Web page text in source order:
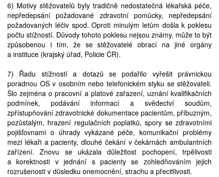
6) Motivy stěžovatelů byly tradičně nedostatečná lékařská péče,
nepředepsání požadované zdravotní pomůcky, nepředepsání
požadovaných léčiv spod. Oproti minulým letům došla k poklesu
počtu stížností. Důvody tohoto poklesu nejsou známy, může to být
způsobenou i tím, že se stěžovatelé obrací na jiné orgány
a instituce (krajský úřad, Policie ČR).
7) Řadu stížností a dotazů se podařilo vyřešit právnickou
poradnou OS v osobním nebo telefonickém styku se stěžovateli.
Šlo zejména o pracovní a platové zařazení, uznání kvalifikačních
podmínek, podávání informací a svědectví soudům,
zpřístupňování zdravotnické dokumentace pacientům, příbuzným,
pozůstalým, hrazení regulačních poplatků, spory se zdravotními
pojišťovnami o úhrady vykázané péče, komunikační problémy
mezi lékaři a pacienty, dlouhé čekání v čekárnách ambulantních
zařízení. Znovu se ukázala důležitost pochopení, trpělivosti
a korektnosti v jednání s pacienty se zohledňováním jejich
rozrušenosti v důsledku onemocnění, strachu a přecitlivosti.